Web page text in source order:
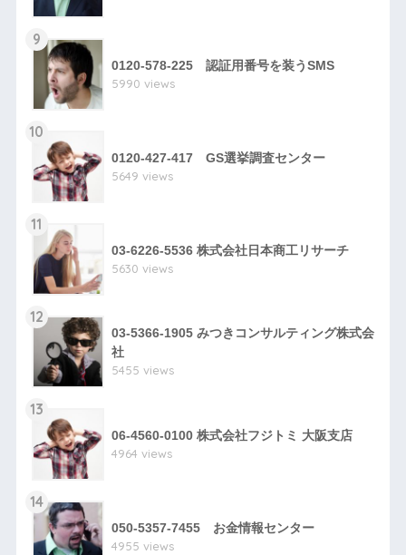
9
0120-578-225 認証用番号を装うSMS
5990 views
10
0120-427-417 GS選挙調査センター
5649 views
11
03-6226-5536 株式会社日本商工リサーチ
5630 views
12
03-5366-1905 みつきコンサルティング株式会
社
5455 views
13
06-4560-0100 株式会社フジトミ 大阪支店
4964 views
14
050-5357-7455 お金情報センター
4955 views